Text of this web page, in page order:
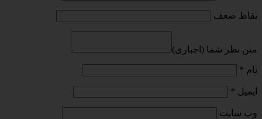
نقاط ضعف
متن نظر شما (اجباری)
نام *
ایمیل *
وب‌ سایت